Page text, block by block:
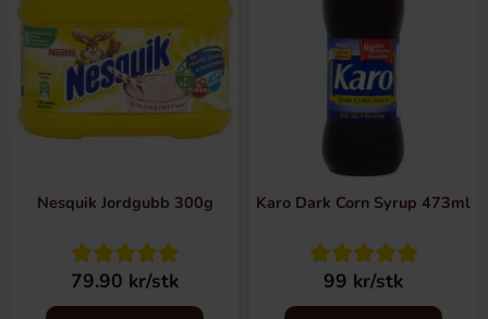
Nesquik Jordgubb 300g
79.90 kr/stk
Karo Dark Corn Syrup 473ml
99 kr/stk